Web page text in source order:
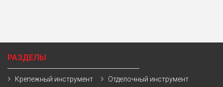
РАЗДЕЛЫ
Крепежный инструмент
Отделочный инструмент